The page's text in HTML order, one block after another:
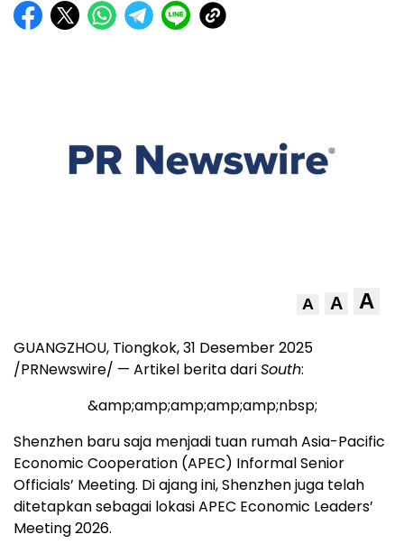
A A A
GUANGZHOU, Tiongkok, 31 Desember 2025
/PRNewswire/ — Artikel berita dariSouth:
&amp;amp;amp;amp;amp;nbsp;
Shenzhen baru saja menjadi tuan rumah Asia-Pacific
Economic Cooperation (APEC) Informal Senior
Officials’ Meeting. Di ajang ini,Shenzhenjuga telah
ditetapkan sebagai lokasi APEC Economic Leaders’
Meeting 2026.